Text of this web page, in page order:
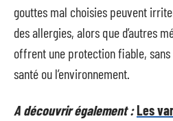
gouttes mal choisies peuvent
des allergies, alors que d’autres
offrent une protection fiable,
santé ou l’environnement.
A découvrir également :Les